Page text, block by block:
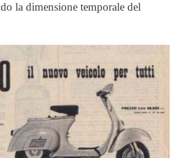
la dimensione temporale del